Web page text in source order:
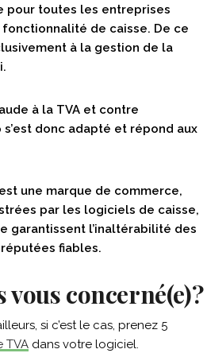
pour toutes les entreprises
de caisse. De ce
à la gestion de la
à la TVA et contre
donc adapté et répond aux
une marque de commerce,
par les logiciels de caisse,
garantissent l’inaltérabilité des
fiables.
concerné(e)?
si c’est le cas, prenez 5
TVA dans votre logiciel.